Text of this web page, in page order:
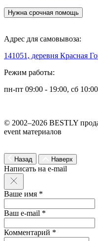
Нужна срочная помощь
Адрес для самовывоза:
141051, деревня Красная
Режим работы:
пн-пт 09:00 - 19:00, сб
© 2002–2026 BESTLY
event материалов
Назад Наверх
Написать на e-mail
Ваше имя *
Ваш e-mail *
Комментарий *